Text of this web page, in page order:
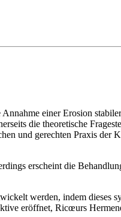
einer Erosion
die theoretische
und gerechten Praxis der
erscheint die
werden, indem dieses
eröffnet, Ricœurs